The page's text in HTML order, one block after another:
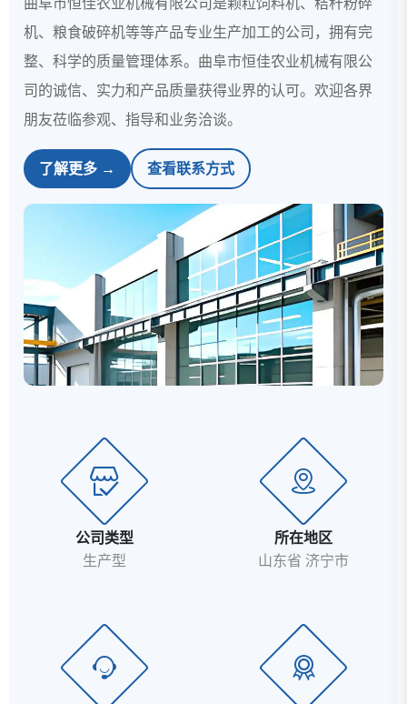
机、粮食破碎机等等产品专业生产加工的公司，拥有完
整、科学的质量管理体系。曲阜市恒佳农业机械有限公
司的诚信、实力和产品质量获得业界的认可。欢迎各界
朋友莅临参观、指导和业务洽谈。
了解更多 → 查看联系方式
公司类型
生产型
所在地区
山东省 济宁市